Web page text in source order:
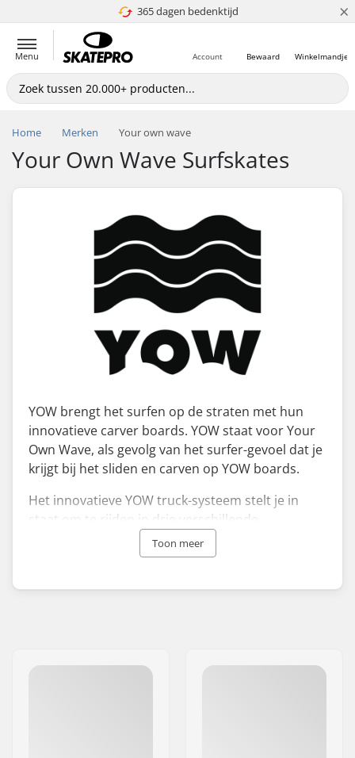
365 dagen bedenktijd
4.8 van 5 ×
Menu Winkelmandje
Bewaard
Account
Home Merken Your own wave
Your Own Wave Surfskates
YOW brengt het surfen op de straten met hun
innovatieve carver boards. YOW staat voor Your
Own Wave, als gevolg van het surfer-gevoel dat je
krijgt bij het sliden en carven op YOW boards.
Het innovatieve YOW truck-systeem stelt je in
staat om te rijden in drie verschillende
hardheden - een zachte instelling voor de
maximale surfsensatie en radicale bochten, een
op verschillende instellingen. Een kortere
Toon meer